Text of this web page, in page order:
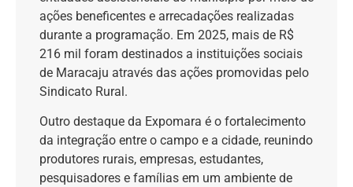
ações beneficentes e arrecadações realizadas
durante a programação. Em 2025, mais de R$
216 mil foram destinados a instituições sociais
de Maracaju através das ações promovidas pelo
Sindicato Rural.
Outro destaque da Expomara é o fortalecimento
da integração entre o campo e a cidade, reunindo
produtores rurais, empresas, estudantes,
pesquisadores e famílias em um ambiente de